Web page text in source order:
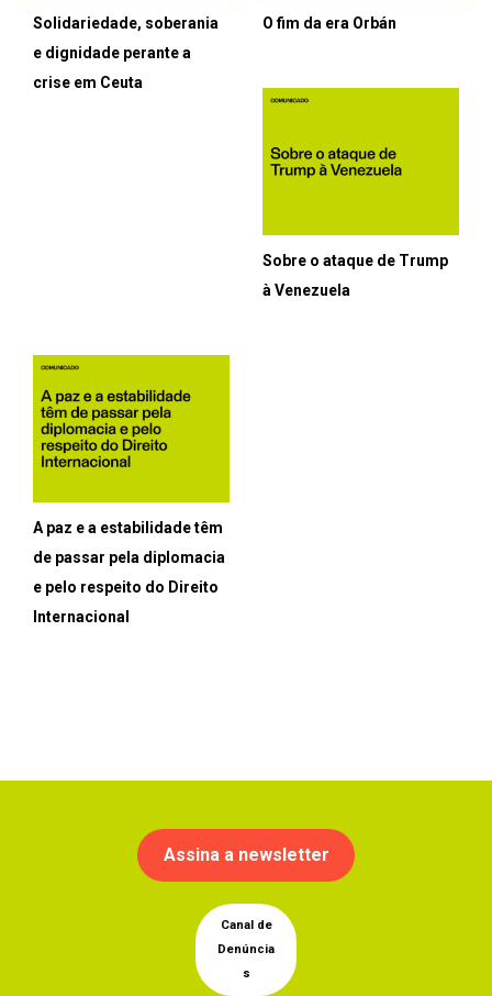
Solidariedade, soberania
e dignidade perante a
crise em Ceuta
O fim da era Orbán
Sobre o ataque de Trump
à Venezuela
A paz e a estabilidade têm
de passar pela diplomacia
e pelo respeito do Direito
Internacional
Assina a newsletter
Canal de
Denúncia
s